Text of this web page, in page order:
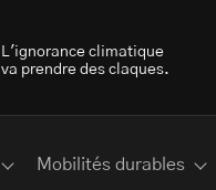
L'ignorance climatique
va prendre des claques.
Mobilités durables